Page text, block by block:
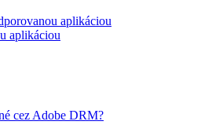
aplikáciou
aplikáciou
cez Adobe DRM?